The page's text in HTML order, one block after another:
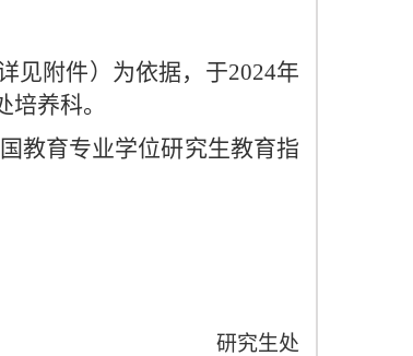
见附件）为依据，于2024年
养科。
教育专业学位研究生教育指
研究生处